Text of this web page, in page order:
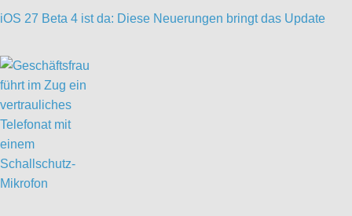
iOS 27 Beta 4 ist da: Diese Neuerungen bringt das Update